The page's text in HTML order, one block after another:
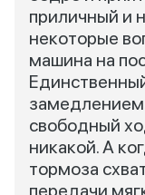
приличный и
некоторые
машина на
свободный
никакой. А
тормоза
передачи